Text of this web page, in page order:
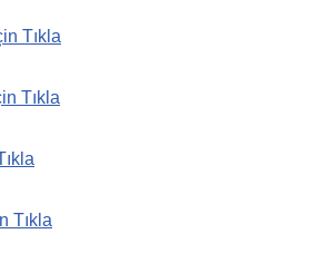
Tıkla
Tıkla
Tıkla